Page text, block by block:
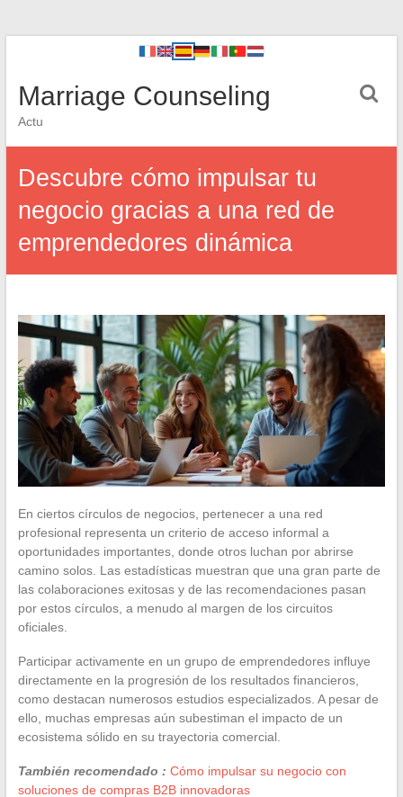
Marriage Counseling
Actu
Descubre cómo impulsar tu
negocio gracias a una red de
emprendedores dinámica
En ciertos círculos de negocios, pertenecer a una red
profesional representa un criterio de acceso informal a
oportunidades importantes, donde otros luchan por abrirse
camino solos. Las estadísticas muestran que una gran parte de
las colaboraciones exitosas y de las recomendaciones pasan
por estos círculos, a menudo al margen de los circuitos
oficiales.
Participar activamente en un grupo de emprendedores influye
directamente en la progresión de los resultados financieros,
como destacan numerosos estudios especializados. A pesar de
ello, muchas empresas aún subestiman el impacto de un
ecosistema sólido en su trayectoria comercial.
También recomendado : Cómo impulsar su negocio con
soluciones de compras B2B innovadoras